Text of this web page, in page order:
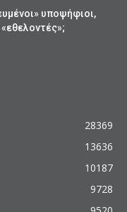
υποψήφιοι,
28369
13636
10187
9728